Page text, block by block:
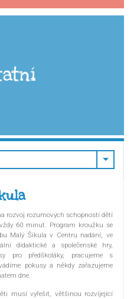
rozvoj rozumových schopností dětí
60 minut. Program kroužku se
Malý Šikula v Centru nadání, ve
didaktické a společenské hry,
pro předškoláky, pracujeme s
pokusy a někdy zařazujeme
dne.
musí vyřešit, většinou rozvíjející